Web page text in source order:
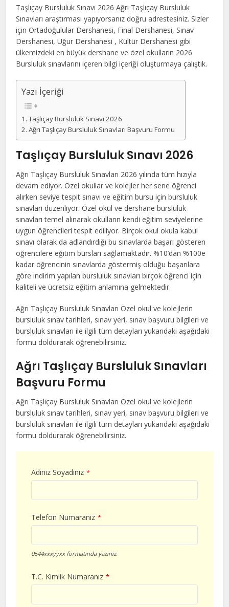
Taşlıçay Bursluluk Sınavı 2026 Ağrı Taşlıçay Bursluluk
Sınavları araştırması yapıyorsanız doğru adrestesiniz. Sizler
için Ortadoğulular Dershanesi, Final Dershanesi, Sınav
Dershanesi, Uğur Dershanesi , Kültür Dershanesi gibi
ülkemizdeki en büyük dershane ve özel okulların 2026
Bursluluk sınavlarını içeren bilgi içeriği oluşturmaya çalıştık.
Yazı İçeriği
Taşlıçay Bursluluk Sınavı 2026
Ağrı Taşlıçay Bursluluk Sınavları Başvuru Formu
Taşlıçay Bursluluk Sınavı 2026
Ağrı Taşlıçay Bursluluk Sınavları 2026 yılında tüm hızıyla
devam ediyor. Özel okullar ve kolejler her sene öğrenci
alırken seviye tespit sınavı ve eğitim bursu için bursluluk
sınavları düzenliyor. Özel okul ve dershane bursluluk
sınavları temel alınarak okulların kendi eğitim seviyelerine
uygun öğrencileri tespit ediliyor. Birçok okul okula kabul
sınavı olarak da adlandırdığı bu sınavlarda başarı gösteren
öğrencilere eğitim bursları sağlamaktadır. %10’dan %100e
kadar öğrencinin sınavlarda göstermiş olduğu başarılara
göre indirim yapılan bursluluk sınavları birçok öğrenci için
kaliteli ve ücretsiz eğitim anlamına gelmektedir.
Ağrı Taşlıçay Bursluluk Sınavları Özel okul ve kolejlerin
bursluluk sınav tarihleri, sınav yeri, sınav başvuru bilgileri ve
bursluluk sınavları ile ilgili tüm detayları yukarıdaki aşağıdaki
formu doldurarak öğrenebilirsiniz.
Ağrı Taşlıçay Bursluluk Sınavları
Başvuru Formu
Ağrı Taşlıçay Bursluluk Sınavları Özel okul ve kolejlerin
bursluluk sınav tarihleri, sınav yeri, sınav başvuru bilgileri ve
bursluluk sınavları ile ilgili tüm detayları yukarıdaki aşağıdaki
formu doldurarak öğrenebilirsiniz.
Adınız Soyadınız *
Telefon Numaranız *
0544xxxyyxx formatında yazınız.
T.C. Kimlik Numaranız *